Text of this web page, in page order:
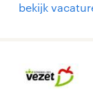
bekijk